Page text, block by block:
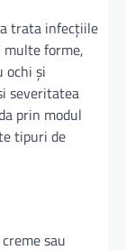
trata infecțiile
multe forme,
ochi și
severitatea
prin modul
tipuri de
sau